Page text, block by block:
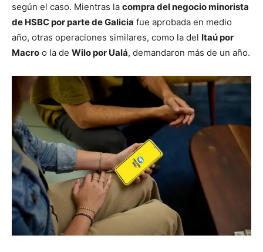
según el caso. Mientras la compra del negocio minorista
de HSBC por parte de Galicia fue aprobada en medio
año, otras operaciones similares, como la del Itaú por
Macro o la de Wilo por Ualá, demandaron más de un año.